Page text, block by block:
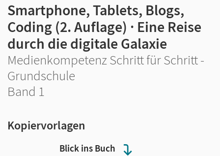
Blick ins Buch
Smartphone, Tablets, Blogs,
Coding (2. Auflage) · Eine Reise
durch die digitale Galaxie
Medienkompetenz Schritt für Schritt -
Grundschule
Band 1
Kopiervorlagen